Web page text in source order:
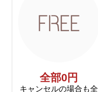
全部0円
キャンセルの場合も全